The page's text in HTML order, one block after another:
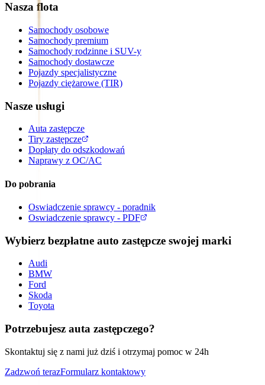
Nasza flota
Samochody osobowe
Samochody premium
Samochody rodzinne i SUV-y
Samochody dostawcze
Pojazdy specjalistyczne
Pojazdy ciężarowe (TIR)
Nasze usługi
Auta zastępcze
Tiry zastępcze
Dopłaty do odszkodowań
Naprawy z OC/AC
Do pobrania
Oswiadczenie sprawcy - poradnik
Oswiadczenie sprawcy - PDF
Wybierz bezpłatne auto zastępcze swojej marki
Audi
BMW
Ford
Skoda
Toyota
Potrzebujesz auta zastępczego?
Skontaktuj się z nami już dziś i otrzymaj pomoc w 24h
Zadzwoń terazFormularz kontaktowy